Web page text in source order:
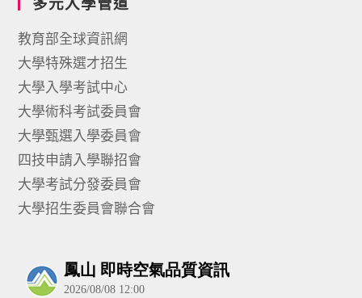
教育部全球資訊網
大學特殊選才招生
大學入學考試中心
大學術科考試委員會
大學甄選入學委員會
四技申請入學聯招會
大學考試分發委員會
大學招生委員會聯合會